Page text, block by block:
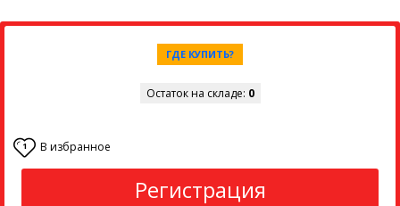
ГДЕ КУПИТЬ?
Остаток на складе: 0
1 В избранное
Регистрация